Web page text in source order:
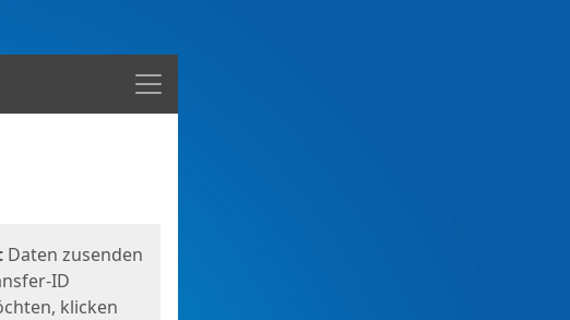
Menü
Daten zusenden
ID
klicken